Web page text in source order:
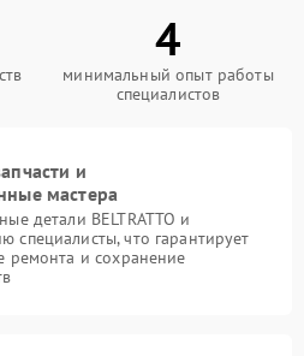
4
минимальный опыт работы
специалистов
и
мастера
детали BELTRATTO и
что гарантирует
ремонта и сохранение